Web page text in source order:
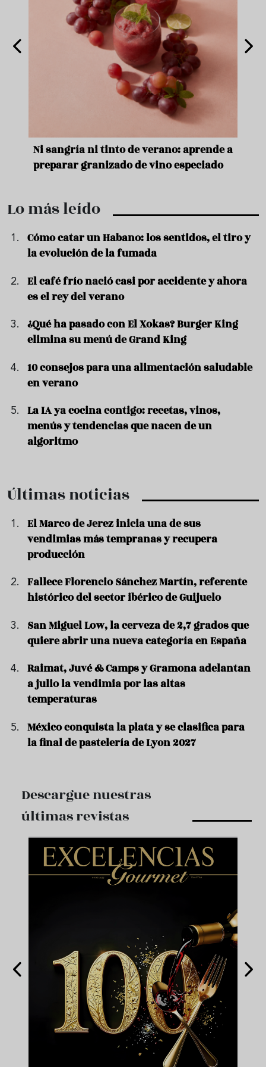
Ni sangría ni tinto de verano: aprende a
preparar granizado de vino especiado
Lo más leído
Cómo catar un Habano: los sentidos, el tiro y
la evolución de la fumada
El café frío nació casi por accidente y ahora
es el rey del verano
¿Qué ha pasado con El Xokas? Burger King
elimina su menú de Grand King
10 consejos para una alimentación saludable
en verano
La IA ya cocina contigo: recetas, vinos,
menús y tendencias que nacen de un
algoritmo
Últimas noticias
El Marco de Jerez inicia una de sus
vendimias más tempranas y recupera
producción
Fallece Florencio Sánchez Martín, referente
histórico del sector ibérico de Guijuelo
San Miguel Low, la cerveza de 2,7 grados que
quiere abrir una nueva categoría en España
Raimat, Juvé & Camps y Gramona adelantan
a julio la vendimia por las altas
temperaturas
México conquista la plata y se clasifica para
la final de pastelería de Lyon 2027
Descargue nuestras
últimas revistas